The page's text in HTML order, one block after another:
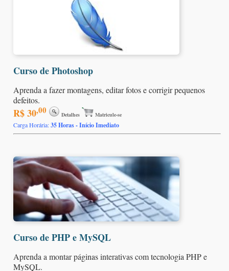
Curso de Photoshop
Aprenda a fazer montagens, editar fotos e corrigir pequenos
defeitos.
R$ 30,00 Detalhes Matricule-se
Carga Horária:35 Horas - Início Imediato
Curso de PHP e MySQL
Aprenda a montar páginas interativas com tecnologia PHP e
MySQL.